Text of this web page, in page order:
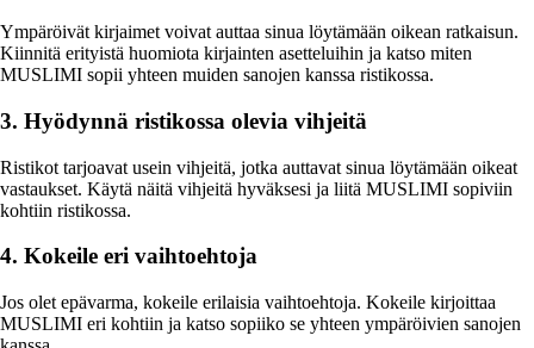
Ympäröivät kirjaimet voivat auttaa sinua löytämään oikean ratkaisun.
Kiinnitä erityistä huomiota kirjainten asetteluihin ja katso miten
MUSLIMI sopii yhteen muiden sanojen kanssa ristikossa.
3. Hyödynnä ristikossa olevia vihjeitä
Ristikot tarjoavat usein vihjeitä, jotka auttavat sinua löytämään oikeat
vastaukset. Käytä näitä vihjeitä hyväksesi ja liitä MUSLIMI sopiviin
kohtiin ristikossa.
4. Kokeile eri vaihtoehtoja
Jos olet epävarma, kokeile erilaisia vaihtoehtoja. Kokeile kirjoittaa
MUSLIMI eri kohtiin ja katso sopiiko se yhteen ympäröivien sanojen